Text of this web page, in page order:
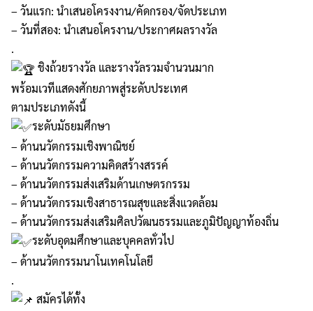
– วันแรก: นำเสนอโครงงาน/คัดกรอง/จัดประเภท
– วันที่สอง: นำเสนอโครงาน/ประกาศผลรางวัล
.
ชิงถ้วยรางวัล และรางวัลรวมจำนวนมาก
พร้อมเวทีแสดงศักยภาพสู่ระดับประเทศ
ตามประเภทดังนี้
ระดับมัธยมศึกษา
– ด้านนวัตกรรมเชิงพาณิชย์
– ด้านนวัตกรรมความคิดสร้างสรรค์
– ด้านนวัตกรรมส่งเสริมด้านเกษตรกรรม
– ด้านนวัตกรรมเชิงสาธารณสุขและสิ่งแวดล้อม
– ด้านนวัตกรรมส่งเสริมศิลปวัฒนธรรมและภูมิปัญญาท้องถิ่น
ระดับอุดมศึกษาและบุคคลทั่วไป
– ด้านนวัตกรรมนาโนเทคโนโลยี
.
สมัครได้ทั้ง